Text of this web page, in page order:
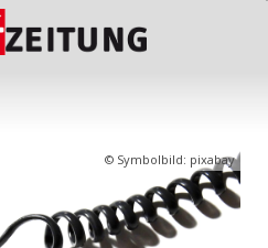
Symbolbild: pixabay